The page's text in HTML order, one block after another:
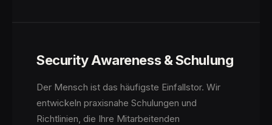
Security Awareness & Schulung
Der Mensch ist das häufigste Einfallstor. Wir
entwickeln praxisnahe Schulungen und
Richtlinien, die Ihre Mitarbeitenden